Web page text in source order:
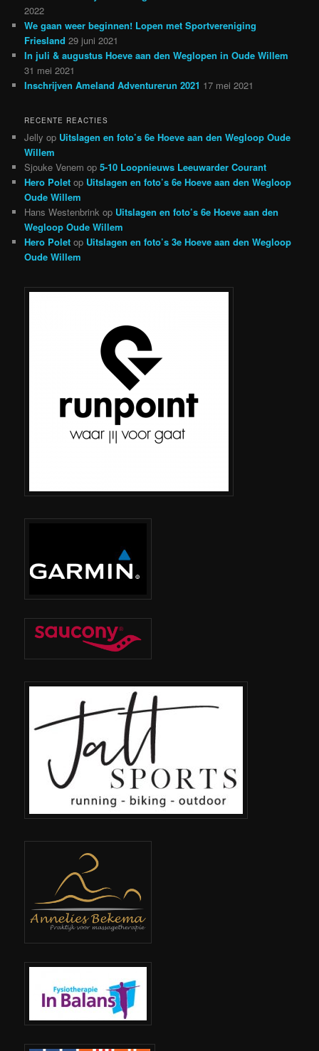
2022
We gaan weer beginnen! Lopen met Sportvereniging
Friesland 29 juni 2021
In juli & augustus Hoeve aan den Weglopen in Oude Willem
31 mei 2021
Inschrijven Ameland Adventurerun 2021 17 mei 2021
RECENTE REACTIES
Jelly op Uitslagen en foto’s 6e Hoeve aan den Wegloop Oude
Willem
Sjouke Venem op5-10 Loopnieuws Leeuwarder Courant
Hero Polet op Uitslagen en foto’s 6e Hoeve aan den Wegloop
Oude Willem
Hans Westenbrink op Uitslagen en foto’s 6e Hoeve aan den
Wegloop Oude Willem
Hero Polet op Uitslagen en foto’s 3e Hoeve aan den Wegloop
Oude Willem